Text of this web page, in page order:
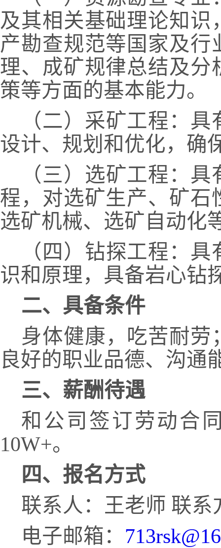
及其相关基础理论知
产勘查规范等国家及
理、成矿规律总结及
策等方面的基本能力。
（二）采矿工程：
设计、规划和优化，确
（三）选矿工程：
程，对选矿生产、矿
选矿机械、选矿自动化
（四）钻探工程：
识和原理，具备岩心钻
二、具备条件
身体健康，吃苦耐
良好的职业品德、沟通
三、薪酬待遇
和公司签订劳动合
10W+。
四、报名方式
联系人： 王老师 联系
电子邮箱： 713rsk@